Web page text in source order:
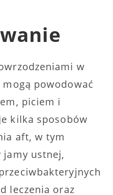
w
powodować
piciem i
kilka sposobów
aft, w tym
ustnej,
leczenia oraz